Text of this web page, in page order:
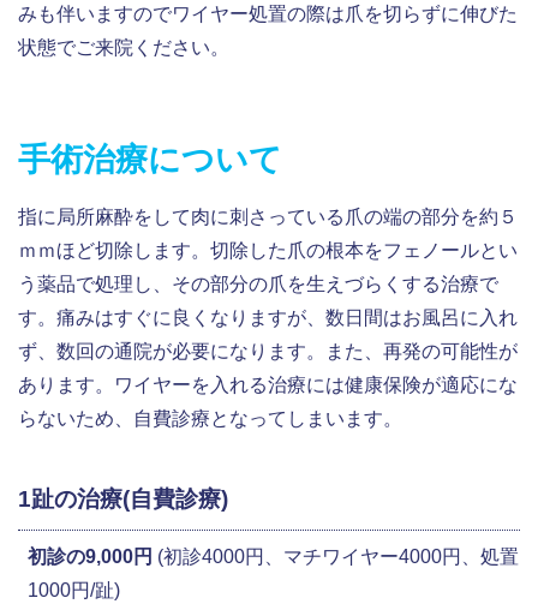
みも伴いますのでワイヤー処置の際は爪を切らずに伸びた
状態でご来院ください。
手術治療について
指に局所麻酔をして肉に刺さっている爪の端の部分を約５
ｍｍほど切除します。切除した爪の根本をフェノールとい
う薬品で処理し、その部分の爪を生えづらくする治療で
す。痛みはすぐに良くなりますが、数日間はお風呂に入れ
ず、数回の通院が必要になります。また、再発の可能性が
あります。ワイヤーを入れる治療には健康保険が適応にな
らないため、自費診療となってしまいます。
1趾の治療(自費診療)
初診の9,000円 (初診4000円、マチワイヤー4000円、処置
1000円/趾)